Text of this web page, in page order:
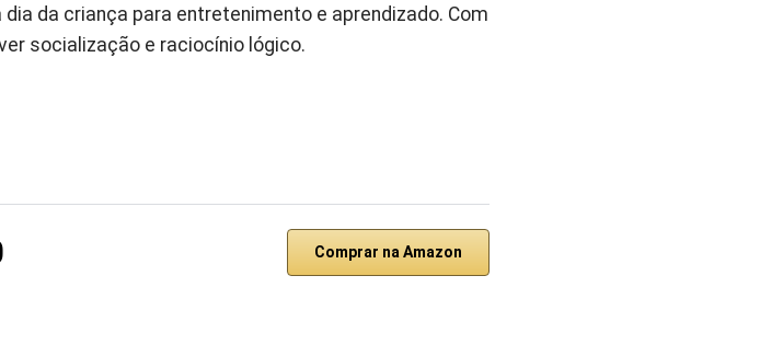
da criança para entretenimento e aprendizado. Com
socialização e raciocínio lógico.
Comprar na Amazon